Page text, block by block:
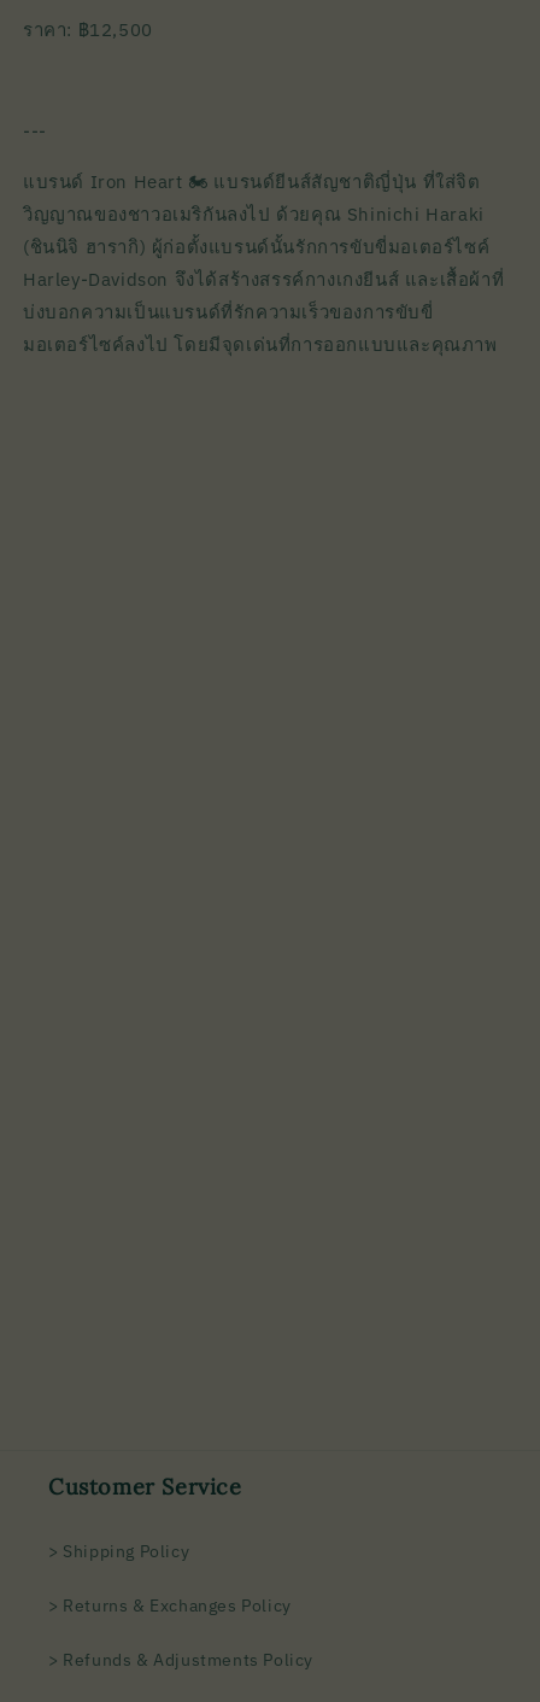
ราคา: ฿12,500
---
แบรนด์ Iron Heart 🏍️ แบรนด์ยีนส์สัญชาติญี่ปุ่น ที่ใส่จิต
วิญญาณของชาวอเมริกันลงไป ด้วยคุณ Shinichi Haraki
(ชินนิจิ ฮารากิ) ผู้ก่อตั้งแบรนด์นั้นรักการขับขี่มอเตอร์ไซค์
Harley-Davidson จึงได้สร้างสรรค์กางเกงยีนส์ และเสื้อผ้าที่
บ่งบอกความเป็นแบรนด์ที่รักความเร็วของการขับขี่
มอเตอร์ไซค์ลงไป โดยมีจุดเด่นที่การออกแบบและคุณภาพ
Customer Service
> Shipping Policy
> Returns & Exchanges Policy
> Refunds & Adjustments Policy